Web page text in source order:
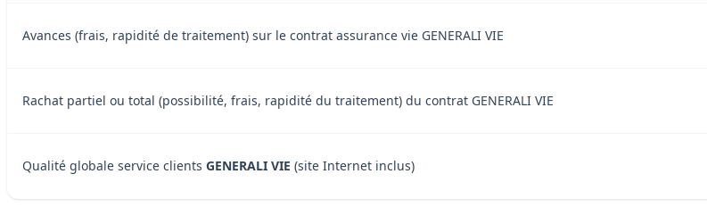
Avances (frais, rapidité de traitement) sur le contrat assurance vie GENERALI VIE
Rachat partiel ou total (possibilité, frais, rapidité du traitement) du contrat GENERALI VIE
Qualité globale service clients GENERALI VIE (site Internet inclus)